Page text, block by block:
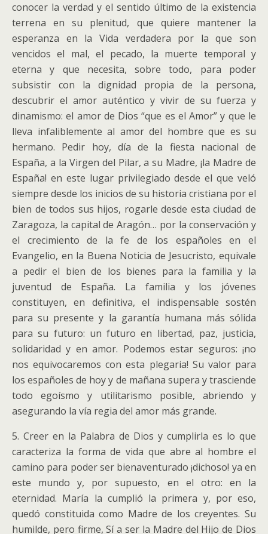
conocer la verdad y el sentido último de la existencia
terrena en su plenitud, que quiere mantener la
esperanza en la Vida verdadera por la que son
vencidos el mal, el pecado, la muerte temporal y
eterna y que necesita, sobre todo, para poder
subsistir con la dignidad propia de la persona,
descubrir el amor auténtico y vivir de su fuerza y
dinamismo: el amor de Dios “que es el Amor” y que le
lleva infaliblemente al amor del hombre que es su
hermano. Pedir hoy, día de la fiesta nacional de
España, a la Virgen del Pilar, a su Madre, ¡la Madre de
España! en este lugar privilegiado desde el que veló
siempre desde los inicios de su historia cristiana por el
bien de todos sus hijos, rogarle desde esta ciudad de
Zaragoza, la capital de Aragón… por la conservación y
el crecimiento de la fe de los españoles en el
Evangelio, en la Buena Noticia de Jesucristo, equivale
a pedir el bien de los bienes para la familia y la
juventud de España. La familia y los jóvenes
constituyen, en definitiva, el indispensable sostén
para su presente y la garantía humana más sólida
para su futuro: un futuro en libertad, paz, justicia,
solidaridad y en amor. Podemos estar seguros: ¡no
nos equivocaremos con esta plegaria! Su valor para
los españoles de hoy y de mañana supera y trasciende
todo egoísmo y utilitarismo posible, abriendo y
asegurando la vía regia del amor más grande.
5. Creer en la Palabra de Dios y cumplirla es lo que
caracteriza la forma de vida que abre al hombre el
camino para poder ser bienaventurado ¡dichoso! ya en
este mundo y, por supuesto, en el otro: en la
eternidad. María la cumplió la primera y, por eso,
quedó constituida como Madre de los creyentes. Su
humilde, pero firme, Sí a ser la Madre del Hijo de Dios